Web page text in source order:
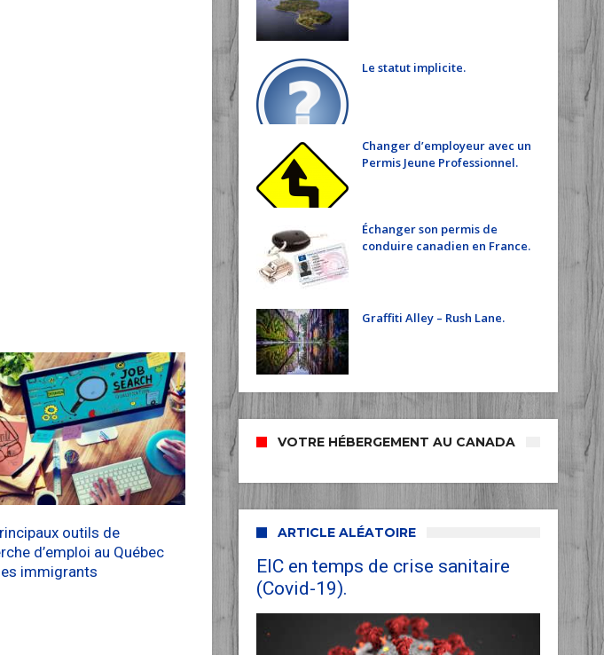
outils de
d’emploi au Québec
immigrants
Le statut implicite.
Changer d’employeur avec un
Permis Jeune Professionnel.
Échanger son permis de
conduire canadien en France.
Graffiti Alley – Rush Lane.
VOTRE HÉBERGEMENT AU CANADA
ARTICLE ALÉATOIRE
EIC en temps de crise sanitaire
(Covid-19).